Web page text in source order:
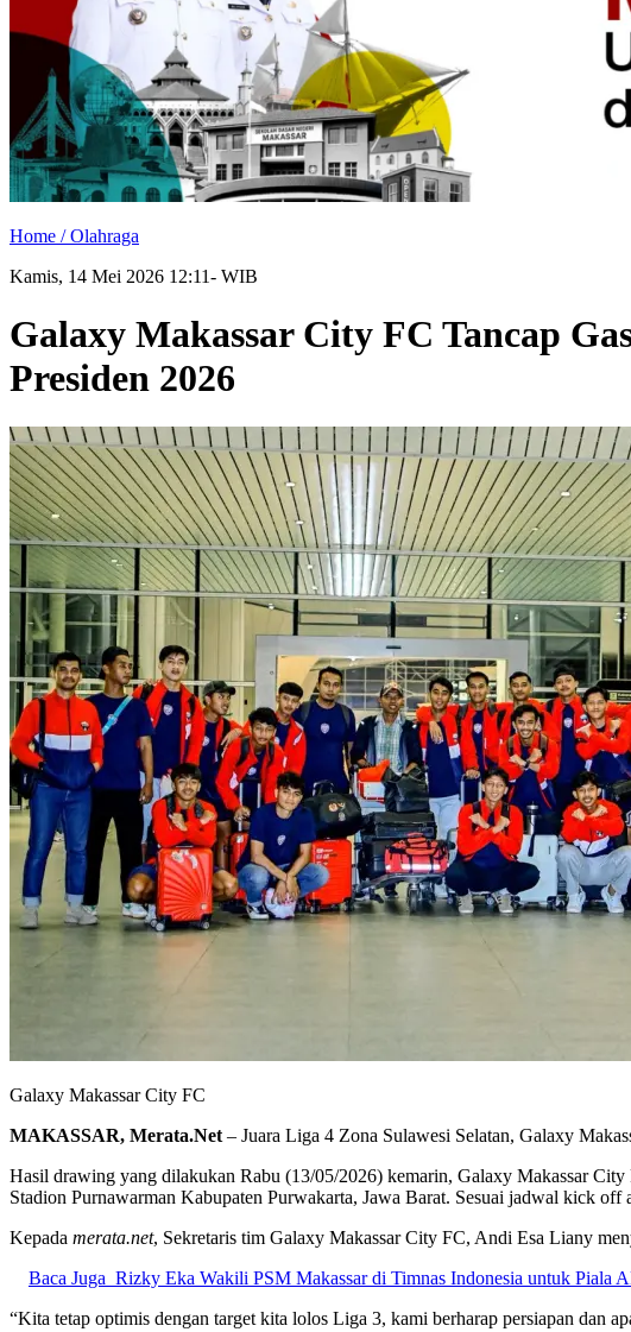
Home /Olahraga
Kamis, 14 Mei 2026 12:11- WIB
Galaxy Makassar City FC Tancap
Presiden 2026
Galaxy Makassar City FC
MAKASSAR, Merata.Net – Juara Liga 4 Zona Sulawesi Selatan, Galaxy
Hasil drawing yang dilakukan Rabu (13/05/2026) kemarin, Galaxy Makassar
Stadion Purnawarman Kabupaten Purwakarta, Jawa Barat. Sesuai jadwal kick off
Kepada merata.net, Sekretaris tim Galaxy Makassar City FC, Andi Esa Liany
Baca Juga Rizky Eka Wakili PSM Makassar di Timnas Indonesia untuk Piala
“Kita tetap optimis dengan target kita lolos Liga 3, kami berharap persiapan dan